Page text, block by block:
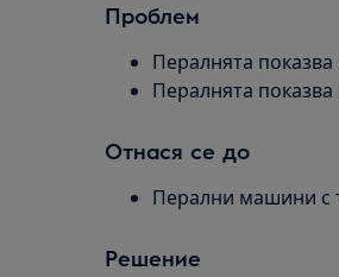
Проблем
Пералнята
Пералнята показва
Отнася се до
Перални машини с
Решение